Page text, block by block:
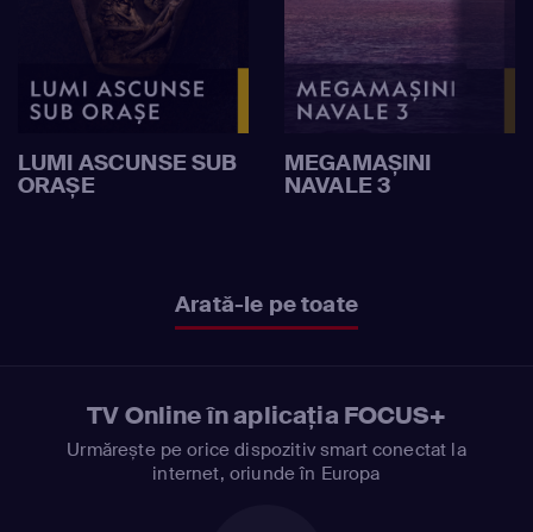
LUMI ASCUNSE SUB
ORAȘE
MEGAMAȘINI
NAVALE 3
Arată-le pe toate
TV Online în aplicația FOCUS+
Urmărește pe orice dispozitiv smart conectat la
internet, oriunde în Europa